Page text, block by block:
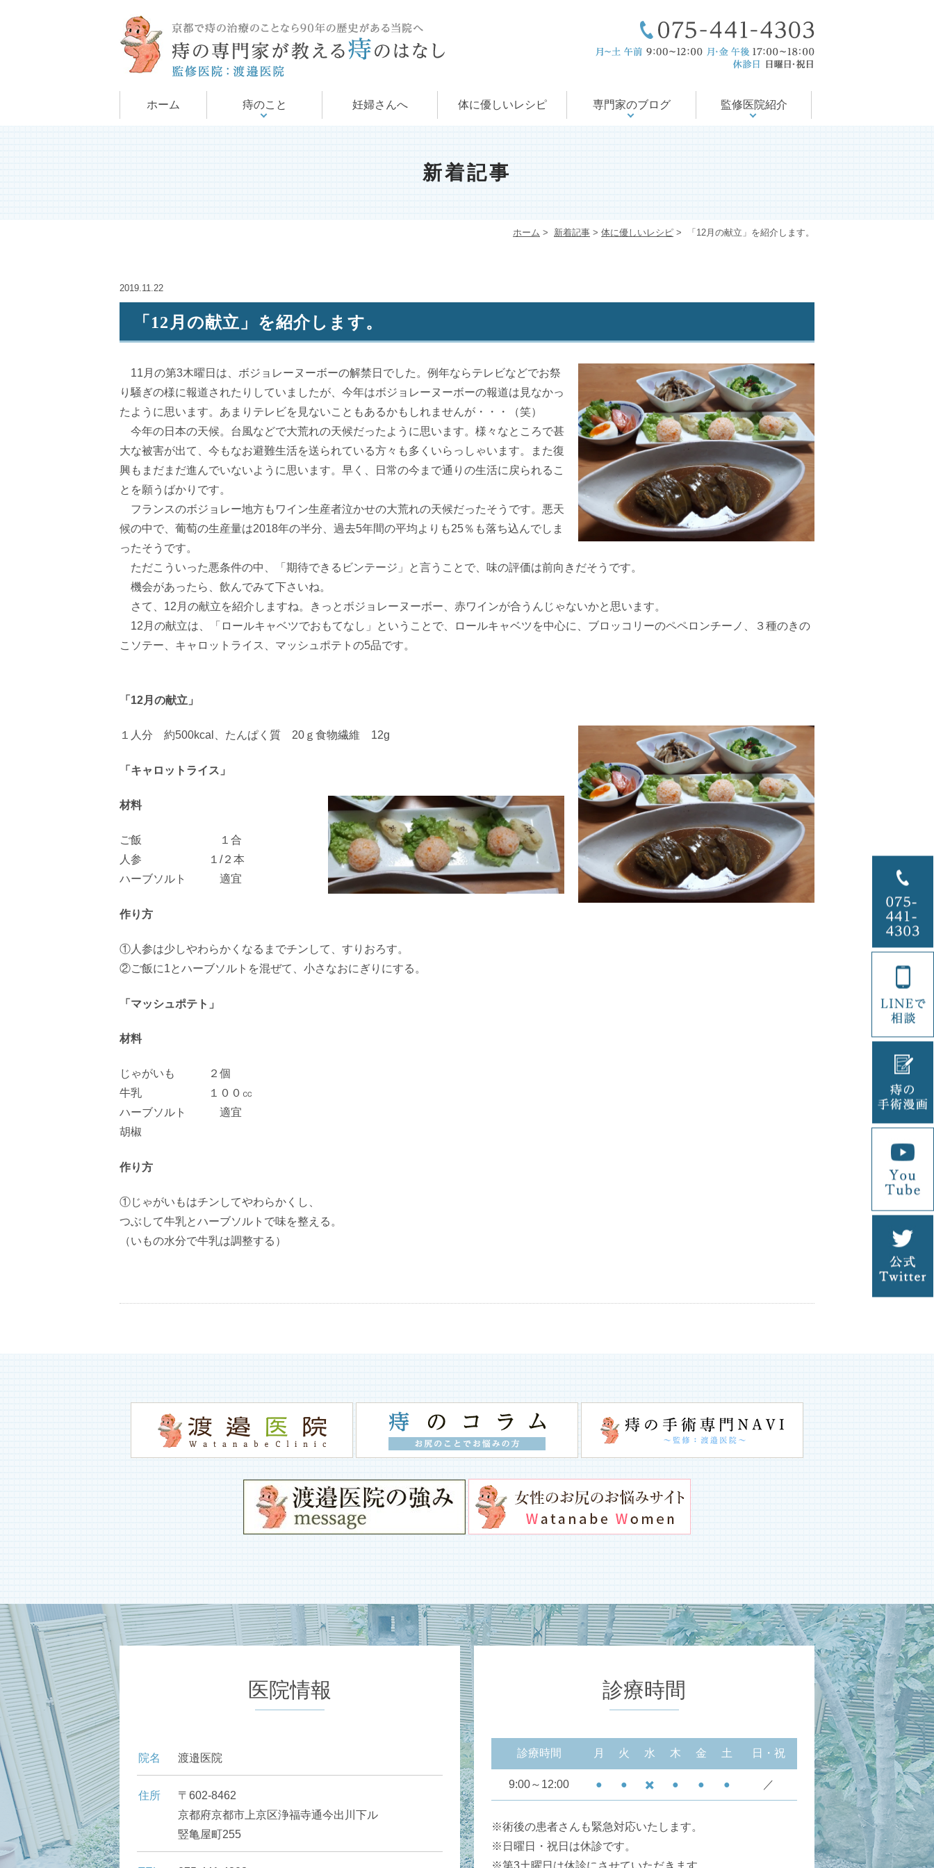
ホーム 痔のこと
痔について
手術について 妊婦さんへ 体に優しいレシピ 専門家のブログ
お尻の病気
痔の治療
痔の治療後サポート
学会・論文
肛門科医の徒然日記 監修医院紹介
ドクター紹介
当院のコンセプト
入院対応可能
診療案内
診療時間
アクセス
新着記事
ホーム > 新着記事 > 体に優しいレシピ > 「12月の献立」を紹介します。
2019.11.22
「12月の献立」を紹介します。
11月の第3木曜日は、ボジョレーヌーボーの解禁日でした。例年ならテレビなどでお祭
り騒ぎの様に報道されたりしていましたが、今年はボジョレーヌーボーの報道は見なかっ
たように思います。あまりテレビを見ないこともあるかもしれませんが・・・（笑）
今年の日本の天候。台風などで大荒れの天候だったように思います。様々なところで甚
大な被害が出て、今もなお避難生活を送られている方々も多くいらっしゃいます。また復
興もまだまだ進んでいないように思います。早く、日常の今まで通りの生活に戻られるこ
とを願うばかりです。
フランスのボジョレー地方もワイン生産者泣かせの大荒れの天候だったそうです。悪天
候の中で、葡萄の生産量は2018年の半分、過去5年間の平均よりも25％も落ち込んでしま
ったそうです。
ただこういった悪条件の中、「期待できるビンテージ」と言うことで、味の評価は前向きだそうです。
機会があったら、飲んでみて下さいね。
さて、12月の献立を紹介しますね。きっとボジョレーヌーボー、赤ワインが合うんじゃないかと思います。
12月の献立は、「ロールキャベツでおもてなし」ということで、ロールキャベツを中心に、ブロッコリーのペペロンチーノ、３種のきの
こソテー、キャロットライス、マッシュポテトの5品です。
「12月の献立」
１人分 約500kcal 、たんぱく質 20 ｇ食物繊維 12g
「キャロットライス」
材料
ご飯 １合
人参 １ /２本
ハーブソルト 適宜
作り方
①人参は少しやわらかくなるまでチンして、すりおろす。
②ご飯に1とハーブソルトを混ぜて、小さなおにぎりにする。
「マッシュポテト」
材料
じゃがいも ２個
牛乳 １００㏄
ハーブソルト 適宜
胡椒
作り方
①じゃがいもはチンしてやわらかくし、
つぶして牛乳とハーブソルトで味を整える。
（いもの水分で牛乳は調整する）
医院情報
院名 渡邉医院
住所
〒602-8462
京都府京都市上京区浄福寺通今出川下ル
竪亀屋町255
診療時間
診療時間 月 火 水 木 金 土 日・祝
9:00～12:00 ● ● ✖️ ● ● ● ／
※術後の患者さんも緊急対応いたします。
※日曜日・祝日は休診です。
※第3土曜日は休診にさせていただきます。